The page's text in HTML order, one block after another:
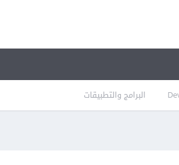
البرامج والتطبيقات